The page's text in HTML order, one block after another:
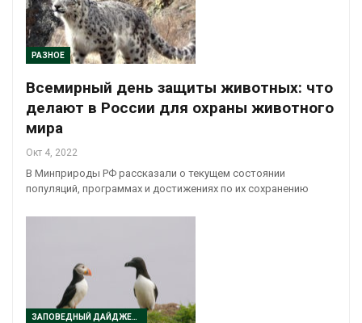
РАЗНОЕ
Всемирный день защиты животных: что
делают в России для охраны животного
мира
Окт 4, 2022
В Минприроды РФ рассказали о текущем состоянии
популяций, программах и достижениях по их сохранению
ЗАПОВЕДНЫЙ ДАЙДЖЕСТ